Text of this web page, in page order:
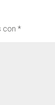
con*